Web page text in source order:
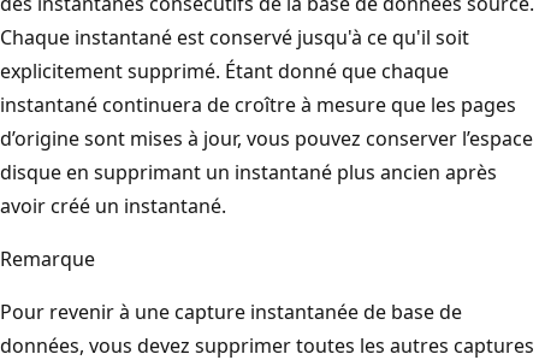
Chaque instantané est conservé jusqu'à ce qu'il soit
explicitement supprimé. Étant donné que chaque
instantané continuera de croître à mesure que les pages
d’origine sont mises à jour, vous pouvez conserver l’espace
disque en supprimant un instantané plus ancien après
avoir créé un instantané.
Remarque
Pour revenir à une capture instantanée de base de
données, vous devez supprimer toutes les autres captures